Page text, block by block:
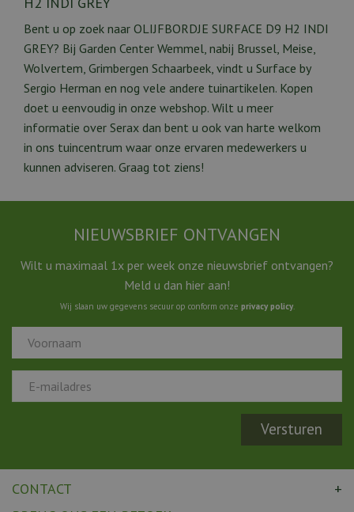
Bent u op zoek naar OLIJFBORDJE SURFACE D9 H2 INDI
GREY? Bij Garden Center Wemmel, nabij Brussel, Meise,
Wolvertem, Grimbergen Schaarbeek, vindt u Surface by
Sergio Herman en nog vele andere tuinartikelen. Kopen
doet u eenvoudig in onze webshop. Wilt u meer
informatie over Serax dan bent u ook van harte welkom
in ons tuincentrum waar onze ervaren medewerkers u
kunnen adviseren. Graag tot ziens!
NIEUWSBRIEF ONTVANGEN
Wilt u maximaal 1x per week onze nieuwsbrief ontvangen?
Meld u dan hier aan!
Wij slaan uw gegevens secuur op conform onze privacy policy.
CONTACT